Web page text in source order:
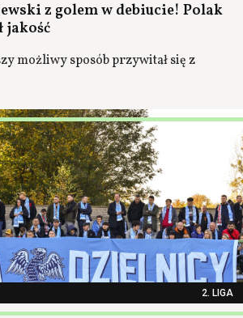
z golem w debiucie! Polak
jakość
możliwy sposób przywitał się z
2. LIGA